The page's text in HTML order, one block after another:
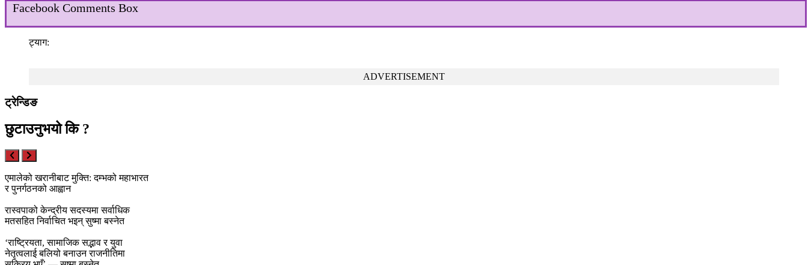
Facebook Comments Box
ट्याग:
ADVERTISEMENT
ट्रेन्डिङ
छुटाउनुभयो कि ?
एमालेको खरानीबाट मुक्ति: दम्भको महाभारत
र पुनर्गठनको आह्वान
रास्वपाको केन्द्रीय सदस्यमा सर्वाधिक
मतसहित निर्वाचित भइन् सुष्मा बस्नेत
‘राष्ट्रियता, सामाजिक सद्भाव र युवा
नेतृत्वलाई बलियो बनाउन राजनीतिमा